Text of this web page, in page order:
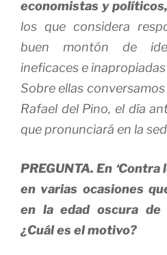
economistas y
los que considera
buen montón de
ineficaces e
Sobre ellas
Rafael del Pino, el día
que pronunciará en la
PREGUNTA. En
en varias ocasiones
en la edad oscura de
¿Cuál es el motivo?